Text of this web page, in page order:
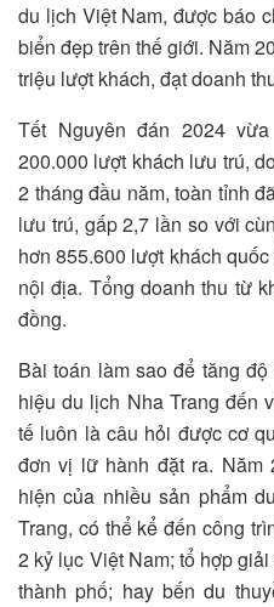
du lịch Việt Nam, được báo
biển đẹp trên thế giới. Năm
triệu lượt khách, đạt doanh
Tết Nguyên đán 2024
200.000 lượt khách lưu trú,
2 tháng đầu năm, toàn tỉnh
lưu trú, gấp 2,7 lần so với
hơn 855.600 lượt khách
nội địa. Tổng doanh thu từ
đồng.
Bài toán làm sao để tăng
hiệu du lịch Nha Trang đến
tế luôn là câu hỏi được cơ
đơn vị lữ hành đặt ra. Năm
hiện của nhiều sản phẩm
Trang, có thể kể đến công
2 kỷ lục Việt Nam; tổ hợp
thành phố; hay bến du